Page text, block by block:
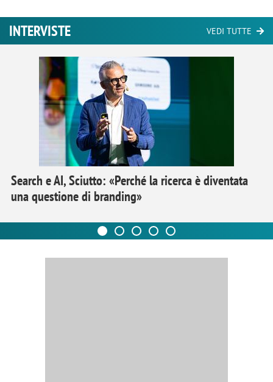
INTERVISTE VEDI TUTTE
Search e AI, Sciutto: «Perché la ricerca è diventata
una questione di branding»